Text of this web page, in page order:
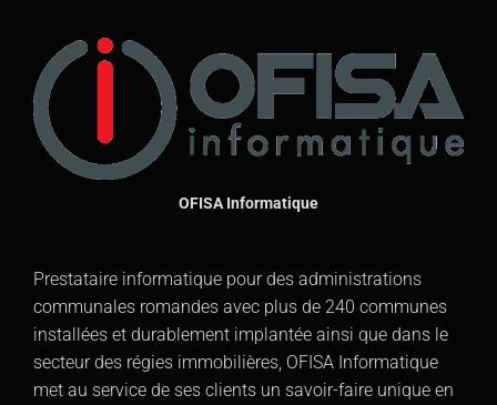
OFISA Informatique
Prestataire informatique pour des administrations
communales romandes avec plus de 240 communes
installées et durablement implantée ainsi que dans le
secteur des régies immobilières, OFISA Informatique
met au service de ses clients un savoir-faire unique en